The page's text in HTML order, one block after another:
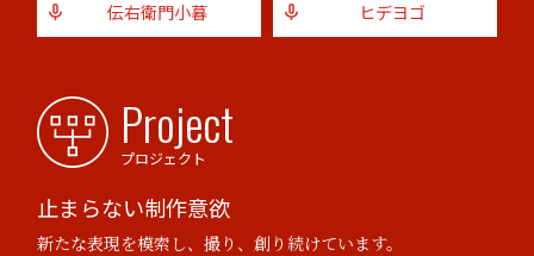
伝右衛門小暮 ヒデヨゴ
Project
プロジェクト
止まらない制作意欲
新たな表現を模索し、撮り、創り続けています。